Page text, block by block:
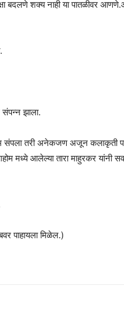
बदलणे शक्य नाही या पातळीवर
झाला.
संपला तरी अनेकजण अजून कलाकृती
आलेल्या तारा माहुरकर यांनी
पाहायला मिळेल.)